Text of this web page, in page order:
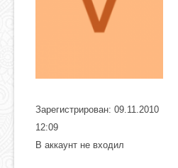
Зарегистрирован: 09.11.2010
12:09
В аккаунт не входил